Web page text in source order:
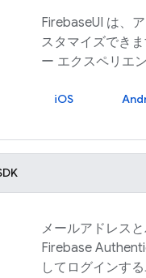
FirebaseUI は、
スタマイズでき
ー エクスペリエ
iOS
メールアドレス
Firebase
してログインす